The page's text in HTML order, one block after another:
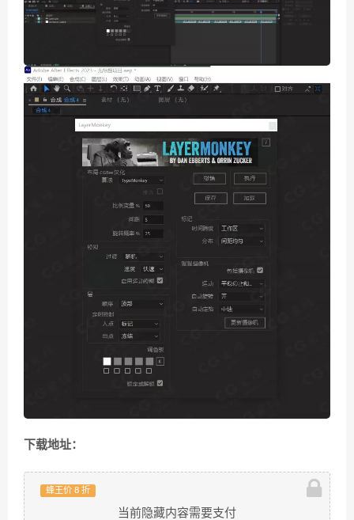
下载地址：
蜂王价 8 折
当前隐藏内容需要支付